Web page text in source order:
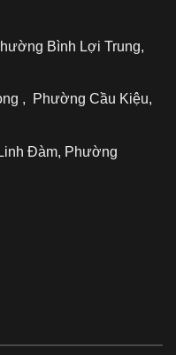
Bình Lợi Trung,
, Phường Cầu Kiệu,
Đàm, Phường